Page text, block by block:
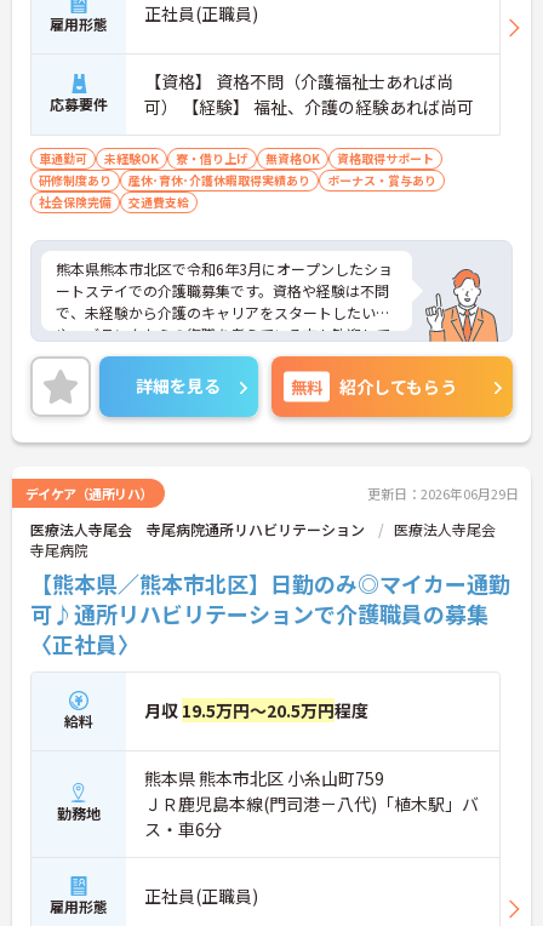
雇用形態 正社員(正職員)
応募要件
【資格】 資格不問（介護福祉士あれば尚
可） 【経験】 福祉、介護の経験あれば尚可
車通勤可 未経験OK 寮・借り上げ 無資格OK
資格取得サポート
研修制度あり
産休･育休･介護休暇取得実績あり
ボーナス・賞与あり
社会保険完備
交通費支給
熊本県熊本市北区で令和6年3月にオープンしたショ
ートステイでの介護職募集です。資格や経験は不問
で、未経験から介護のキャリアをスタートしたい方
や、ブランクからの復職を考えている方も歓迎して
います。入社後は先輩職員がマンツーマンで指導す
るメンター制度や、参加費・旅費法人負担の研修制
度があり、安心して業務を学べる環境です。残業は
月平均0～3時間とほとんどなく、プライベートの時
間も大切にできます。さらに、バースデー休暇や野
クで手厚い福利厚生が魅力です。キャリアアップを
目指したい方、仕事と私生活を両立させたい方にお
すすめの求人です。ご興味のある方は詳細等をお伝
えしますので、お気軽にお問い合わせください。
詳細を見る 無料 紹介してもらう
デイケア（通所リハ） 更新日：2026年06月29日
医療法人寺尾会 寺尾病院通所リハビリテーション
医療法人寺尾会
寺尾病院
【熊本県／熊本市北区】日勤のみ◎マイカー通勤
可♪通所リハビリテーションで介護職員の募集
〈正社員〉
給料 月収 19.5万円～20.5万円程度
勤務地
熊本県 熊本市北区 小糸山町759
ＪＲ鹿児島本線(門司港－八代)「植木駅」バ
ス・車6分
雇用形態 正社員(正職員)